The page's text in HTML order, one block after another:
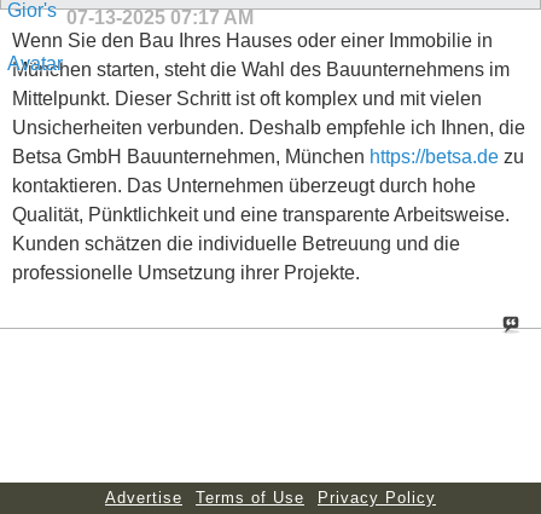
07-13-2025 07:17 AM
Wenn Sie den Bau Ihres Hauses oder einer Immobilie in
München starten, steht die Wahl des Bauunternehmens im
Mittelpunkt. Dieser Schritt ist oft komplex und mit vielen
Unsicherheiten verbunden. Deshalb empfehle ich Ihnen, die
Betsa GmbH Bauunternehmen, München https://betsa.de zu
kontaktieren. Das Unternehmen überzeugt durch hohe
Qualität, Pünktlichkeit und eine transparente Arbeitsweise.
Kunden schätzen die individuelle Betreuung und die
professionelle Umsetzung ihrer Projekte.
Advertise Terms of Use
Privacy Policy